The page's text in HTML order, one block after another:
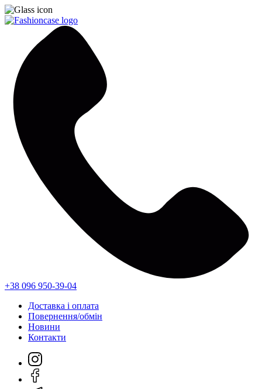
+38 096 950-39-04
Доставка і оплата
Повернення/обмін
Новини
Контакти